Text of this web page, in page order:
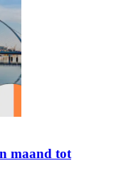
maand tot